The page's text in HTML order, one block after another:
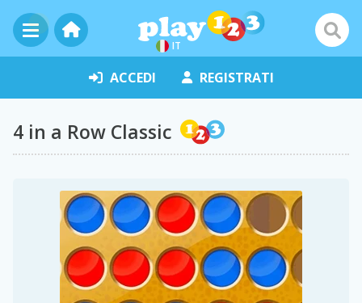
IT
ACCEDI REGISTRATI
4 in a Row Classic